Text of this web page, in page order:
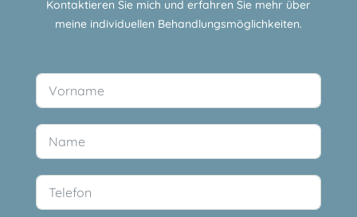
Kontaktieren Sie mich und erfahren Sie mehr über
meine individuellen Behandlungsmöglichkeiten.